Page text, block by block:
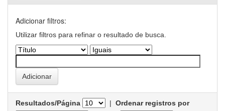
Adicionar filtros:
Utilizar filtros para refinar o resultado de busca.
Resultados/Página | Ordenar registros por